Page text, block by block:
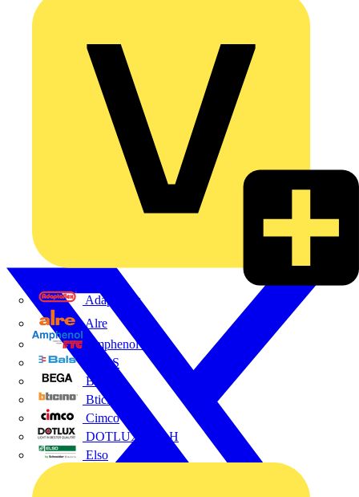
Adaptaflex
Alre
Amphenol FTG
BALS
Bega
Bticino
Cimco
DOTLUX GmbH
Elso